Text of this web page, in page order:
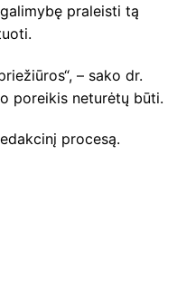
praleisti tą
– sako dr.
poreikis neturėtų būti.
procesą.